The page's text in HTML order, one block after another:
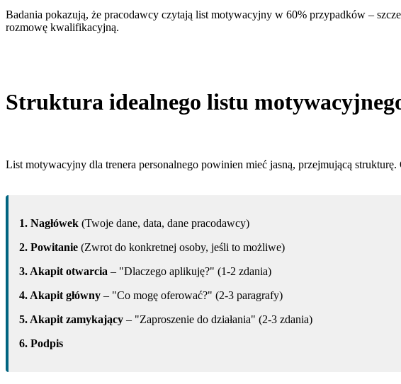
Badania pokazują, że pracodawcy czytają list motywacyjny w 60% przypadków –
rozmowę kwalifikacyjną.
Struktura idealnego listu
List motywacyjny dla trenera personalnego powinien mieć jasną, przejmującą strukturę.
1. Nagłówek (Twoje dane, data, dane pracodawcy)
2. Powitanie (Zwrot do konkretnej osoby, jeśli to możliwe)
3. Akapit otwarcia – "Dlaczego aplikuję?" (1-2 zdania)
4. Akapit główny – "Co mogę oferować?" (2-3 paragrafy)
5. Akapit zamykający – "Zaproszenie do działania" (2-3 zdania)
6. Podpis